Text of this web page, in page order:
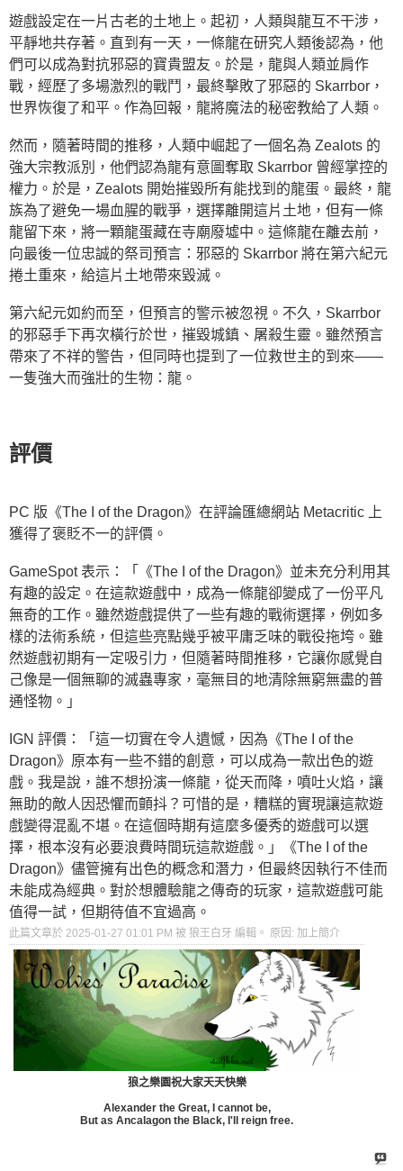
遊戲設定在一片古老的土地上。起初，人類與龍互不干涉，
平靜地共存著。直到有一天，一條龍在研究人類後認為，他
們可以成為對抗邪惡的寶貴盟友。於是，龍與人類並肩作
戰，經歷了多場激烈的戰鬥，最終擊敗了邪惡的 Skarrbor，
世界恢復了和平。作為回報，龍將魔法的秘密教給了人類。
然而，隨著時間的推移，人類中崛起了一個名為 Zealots 的
強大宗教派別，他們認為龍有意圖奪取 Skarrbor 曾經掌控的
權力。於是，Zealots 開始摧毀所有能找到的龍蛋。最終，龍
族為了避免一場血腥的戰爭，選擇離開這片土地，但有一條
龍留下來，將一顆龍蛋藏在寺廟廢墟中。這條龍在離去前，
向最後一位忠誠的祭司預言：邪惡的 Skarrbor 將在第六紀元
捲土重來，給這片土地帶來毀滅。
第六紀元如約而至，但預言的警示被忽視。不久，Skarrbor
的邪惡手下再次橫行於世，摧毀城鎮、屠殺生靈。雖然預言
帶來了不祥的警告，但同時也提到了一位救世主的到來——
一隻強大而強壯的生物：龍。
評價
PC 版《The I of the Dragon》在評論匯總網站 Metacritic 上
獲得了褒貶不一的評價。
GameSpot 表示：「《The I of the Dragon》並未充分利用其
有趣的設定。在這款遊戲中，成為一條龍卻變成了一份平凡
無奇的工作。雖然遊戲提供了一些有趣的戰術選擇，例如多
樣的法術系統，但這些亮點幾乎被平庸乏味的戰役拖垮。雖
然遊戲初期有一定吸引力，但隨著時間推移，它讓你感覺自
己像是一個無聊的滅蟲專家，毫無目的地清除無窮無盡的普
通怪物。」
IGN 評價：「這一切實在令人遺憾，因為《The I of the
Dragon》原本有一些不錯的創意，可以成為一款出色的遊
戲。我是說，誰不想扮演一條龍，從天而降，噴吐火焰，讓
無助的敵人因恐懼而顫抖？可惜的是，糟糕的實現讓這款遊
戲變得混亂不堪。在這個時期有這麼多優秀的遊戲可以選
擇，根本沒有必要浪費時間玩這款遊戲。」《The I of the
Dragon》儘管擁有出色的概念和潛力，但最終因執行不佳而
未能成為經典。對於想體驗龍之傳奇的玩家，這款遊戲可能
值得一試，但期待值不宜過高。
此篇文章於 2025-01-27 01:01 PM 被 狼王白牙 編輯。 原因: 加上簡介
狼之樂園祝大家天天快樂
Alexander the Great, I cannot be,
But as Ancalagon the Black, I'll reign free.